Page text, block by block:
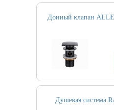
Донный клапан
Душевая система